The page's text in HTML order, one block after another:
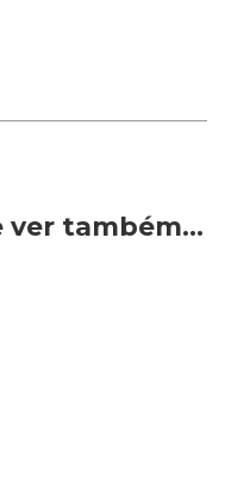
ver também…